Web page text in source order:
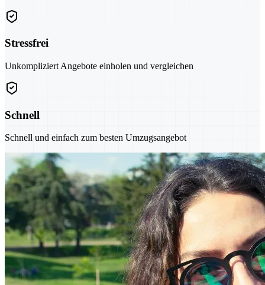
Stressfrei
Unkompliziert Angebote einholen und vergleichen
Schnell
Schnell und einfach zum besten Umzugsangebot